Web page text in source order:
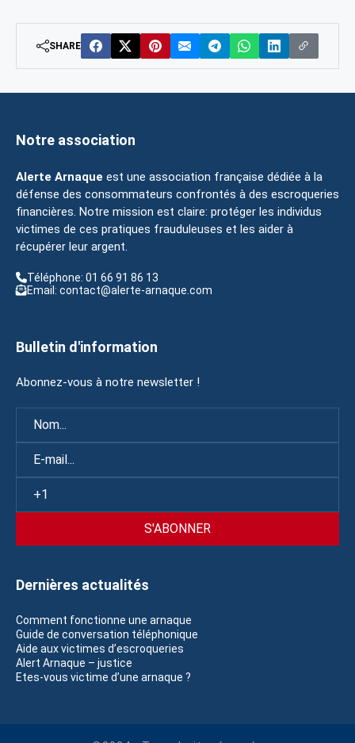
SHARE
Notre association
Alerte Arnaque est une association française dédiée à la
défense des consommateurs confrontés à des escroqueries
financières. Notre mission est claire: protéger les individus
victimes de ces pratiques frauduleuses et les aider à
récupérer leur argent.
Téléphone: 01 66 91 86 13
Email: contact@alerte-arnaque.com
Bulletin d'information
Abonnez-vous à notre newsletter !
Dernières actualités
Comment fonctionne une arnaque
Guide de conversation téléphonique
Aide aux victimes d’escroqueries
Alert Arnaque – justice
Etes-vous victime d’une arnaque ?